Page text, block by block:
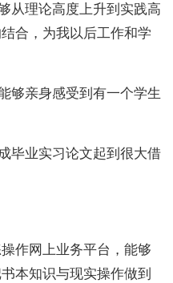
理论高度上升到实践高
合，为我以后工作和学
亲身感受到有一个学生
业实习论文起到很大借
作网上业务平台，能够
本知识与现实操作做到